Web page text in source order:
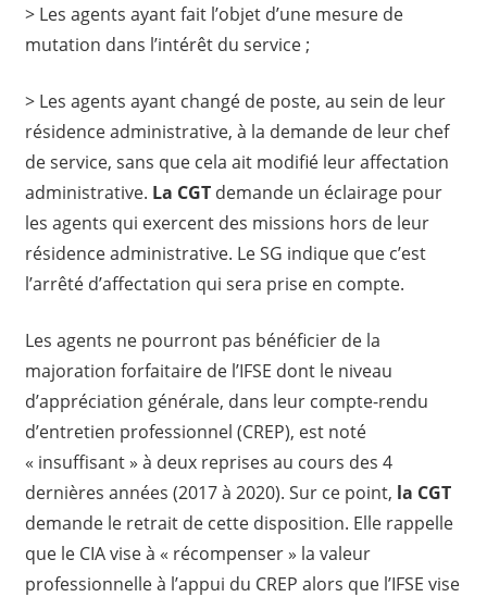
> Les agents ayant fait l’objet d’une mesure de
mutation dans l’intérêt du service ;
> Les agents ayant changé de poste, au sein de leur
résidence administrative, à la demande de leur chef
de service, sans que cela ait modifié leur affectation
administrative. La CGTdemande un éclairage pour
les agents qui exercent des missions hors de leur
résidence administrative. Le SG indique que c’est
l’arrêté d’affectation qui sera prise en compte.
Les agents ne pourront pas bénéficier de la
majoration forfaitaire de l’IFSE dont le niveau
d’appréciation générale, dans leur compte-rendu
d’entretien professionnel (CREP), est noté
« insuffisant » à deux reprises au cours des 4
dernières années (2017 à 2020). Sur ce point, la CGT
demande le retrait de cette disposition. Elle rappelle
que le CIA vise à « récompenser » la valeur
professionnelle à l’appui du CREP alors que l’IFSE vise